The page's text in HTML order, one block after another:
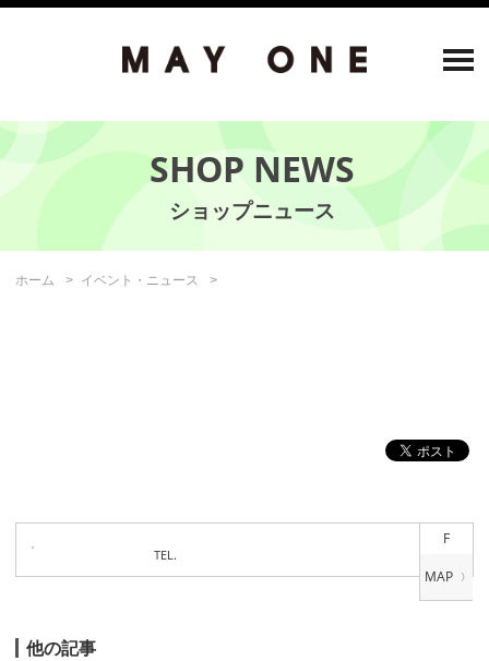
SHOP NEWS
ホーム イベント・ニュース
F
TEL.
他の記事